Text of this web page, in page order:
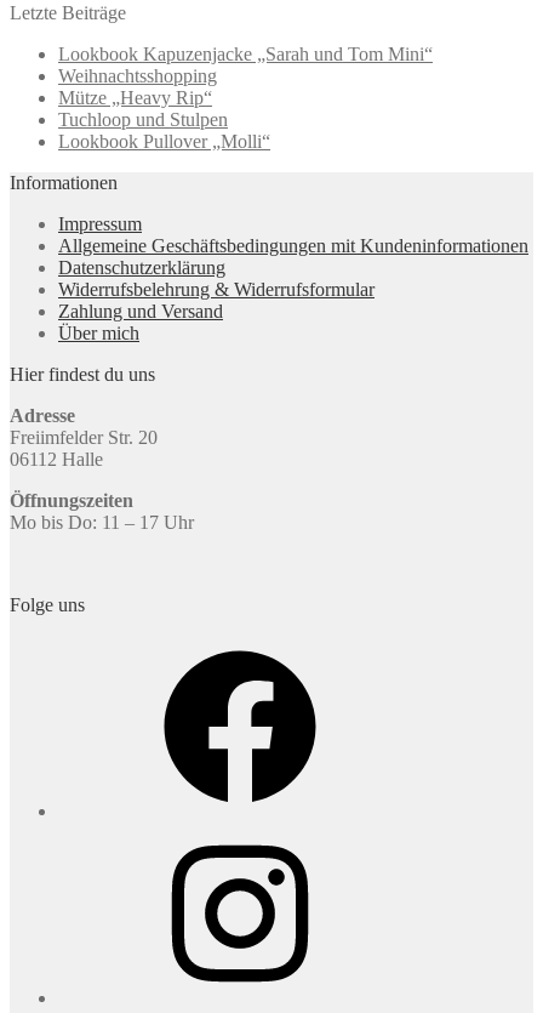
Letzte Beiträge
Lookbook Kapuzenjacke „Sarah und Tom Mini“
Weihnachtsshopping
Mütze „Heavy Rip“
Tuchloop und Stulpen
Lookbook Pullover „Molli“
Informationen
Impressum
Allgemeine Geschäftsbedingungen mit Kundeninformationen
Datenschutzerklärung
Widerrufsbelehrung & Widerrufsformular
Zahlung und Versand
Über mich
Hier findest du uns
Adresse
Freiimfelder Str. 20
06112 Halle
Öffnungszeiten
Mo bis Do: 11 – 17 Uhr
Folge uns